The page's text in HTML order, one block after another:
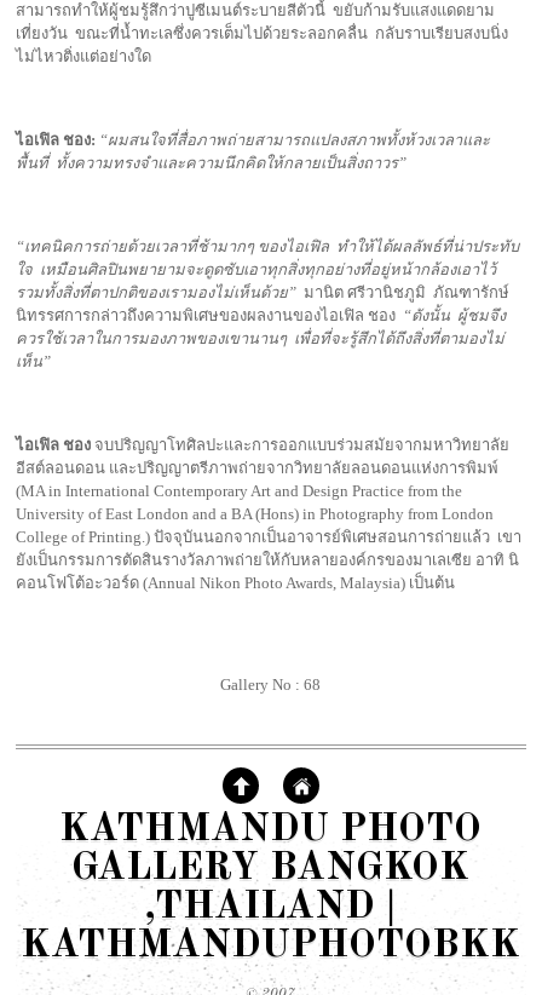
สามารถทำให้ผู้ชมรู้สึกว่าปูซีเมนต์ระบายสีตัวนี้ ขยับก้ามรับแสงแดดยาม
เที่ยงวัน ขณะที่น้ำทะเลซึ่งควรเต็มไปด้วยระลอกคลื่น กลับราบเรียบสงบนิ่ง
ไม่ไหวติ่งแต่อย่างใด
ไอเฟิล ชอง: “ผมสนใจที่สื่อภาพถ่ายสามารถแปลงสภาพทั้งห้วงเวลาและ
พื้นที่ ทั้งความทรงจำและความนึกคิดให้กลายเป็นสิ่งถาวร”
“เทคนิคการถ่ายด้วยเวลาที่ช้ามากๆ ของไอเฟิล ทำให้ได้ผลลัพธ์ที่น่าประทับ
ใจ เหมือนศิลปินพยายามจะดูดซับเอาทุกสิ่งทุกอย่างที่อยู่หน้ากล้องเอาไว้
รวมทั้งสิ่งที่ตาปกติของเรามองไม่เห็นด้วย”มานิต ศรีวานิชภูมิ ภัณฑารักษ์
นิทรรศการกล่าวถึงความพิเศษของผลงานของไอเฟิล ชอง “ดังนั้น ผู้ชมจึง
ควรใช้เวลาในการมองภาพของเขานานๆ เพื่อที่จะรู้สึกได้ถึงสิ่งที่ตามองไม่
เห็น”
ไอเฟิล ชอง จบปริญญาโทศิลปะและการออกแบบร่วมสมัยจากมหาวิทยาลัย
อีสต์ลอนดอน และปริญญาตรีภาพถ่ายจากวิทยาลัยลอนดอนแห่งการพิมพ์
(MA in International Contemporary Art and Design Practice from the
University of East London and a BA (Hons) in Photography from London
College of Printing.) ปัจจุบันนอกจากเป็นอาจารย์พิเศษสอนการถ่ายแล้ว เขา
ยังเป็นกรรมการตัดสินรางวัลภาพถ่ายให้กับหลายองค์กรของมาเลเซีย อาทิ นิ
คอนโฟโต้อะวอร์ด (Annual Nikon Photo Awards, Malaysia) เป็นต้น
Gallery No : 68
KATHMANDU PHOTO
GALLERY BANGKOK
,THAILAND |
KATHMANDUPHOTOBKK